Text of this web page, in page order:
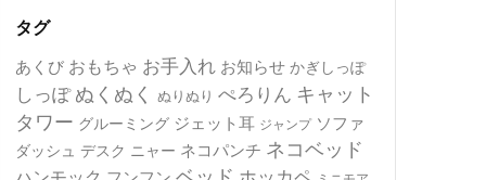
タグ
あくび おもちゃ お手入れ お知らせ かぎしっぽ
しっぽ ぬくぬく ぬりぬり ぺろりん キャット
タワー グルーミング ジェット耳 ジャンプ ソファ
ダッシュ デスク ニャー ネコパンチ ネコベッド